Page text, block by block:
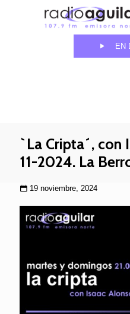
EN
`La Cripta´, con
11-2024. La
19 noviembre, 2024